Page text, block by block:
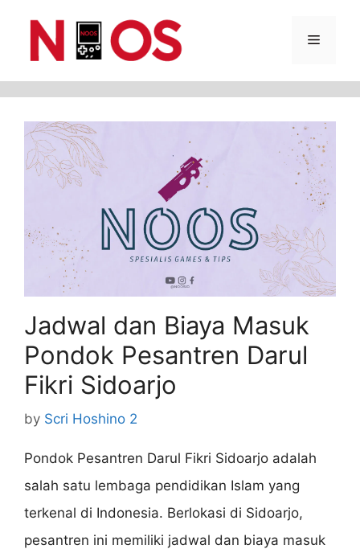
Menu
Jadwal dan Biaya Masuk
Pondok Pesantren Darul
Fikri Sidoarjo
by Scri Hoshino 2
Pondok Pesantren Darul Fikri Sidoarjo adalah
salah satu lembaga pendidikan Islam yang
terkenal di Indonesia. Berlokasi di Sidoarjo,
pesantren ini memiliki jadwal dan biaya masuk